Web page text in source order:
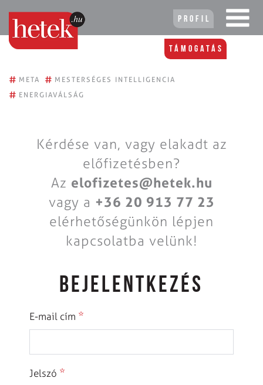
Profil
Támogatás
# META # MESTERSÉGES INTELLIGENCIA
# ENERGIAVÁLSÁG
Kérdése van, vagy elakadt az
előfizetésben?
Az elofizetes@hetek.hu
vagy a +36 20 913 77 23
elérhetőségünkön lépjen
kapcsolatba velünk!
BEJELENTKEZÉS
E-mail cím *
Jelszó *